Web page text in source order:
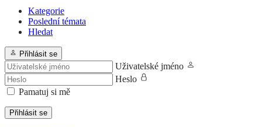
Kategorie
Poslední témata
Hledat
Přihlásit se
Uživatelské jméno
Heslo
Pamatuj si mě
Přihlásit se